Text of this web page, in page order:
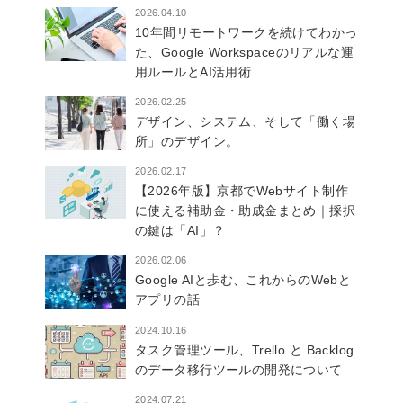
2026.04.10
10年間リモートワークを続けてわかっ
た、Google Workspaceのリアルな運
用ルールとAI活用術
2026.02.25
デザイン、システム、そして「働く場
所」のデザイン。
2026.02.17
【2026年版】京都でWebサイト制作
に使える補助金・助成金まとめ｜採択
の鍵は「AI」？
2026.02.06
Google AIと歩む、これからのWebと
アプリの話
2024.10.16
タスク管理ツール、Trello と Backlog
のデータ移行ツールの開発について
2024.07.21